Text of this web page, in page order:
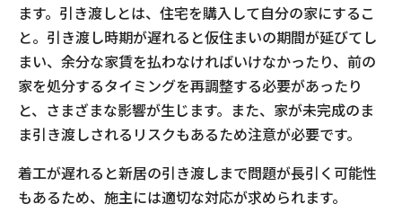
ます。引き渡しとは、住宅を購入して自分の家にするこ
と。引き渡し時期が遅れると仮住まいの期間が延びてし
まい、余分な家賃を払わなければいけなかったり、前の
家を処分するタイミングを再調整する必要があったり
と、さまざまな影響が生じます。また、家が未完成のま
ま引き渡しされるリスクもあるため注意が必要です。
着工が遅れると新居の引き渡しまで問題が長引く可能性
もあるため、施主には適切な対応が求められます。